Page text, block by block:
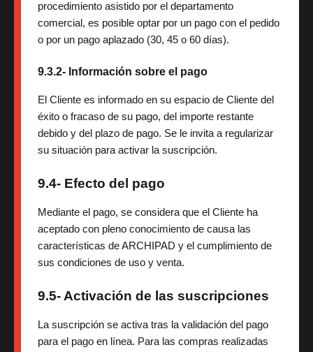
procedimiento asistido por el departamento
comercial, es posible optar por un pago con el pedido
o por un pago aplazado (30, 45 o 60 días).
9.3.2- Información sobre el pago
El Cliente es informado en su espacio de Cliente del
éxito o fracaso de su pago, del importe restante
debido y del plazo de pago. Se le invita a regularizar
su situación para activar la suscripción.
9.4- Efecto del pago
Mediante el pago, se considera que el Cliente ha
aceptado con pleno conocimiento de causa las
características de ARCHIPAD y el cumplimiento de
sus condiciones de uso y venta.
9.5- Activación de las suscripciones
La suscripción se activa tras la validación del pago
para el pago en línea. Para las compras realizadas